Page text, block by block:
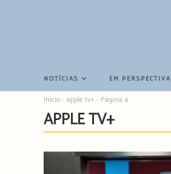
NOTÍCIAS EM PERSPECTIVA
Início- apple tv+- Página 4
APPLE TV+